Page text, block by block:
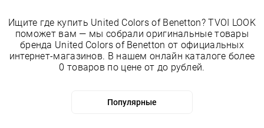
Ищите где купить United Colors of Benetton? TVOI LOOK
поможет вам — мы собрали оригинальные товары
бренда United Colors of Benetton от официальных
интернет-магазинов. В нашем онлайн каталоге более
0 товаров по цене от до рублей.